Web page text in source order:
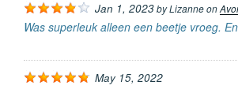
Jan 1, 2023byLizanneon
Was superleuk alleen een beetje vroeg.
May 15, 2022